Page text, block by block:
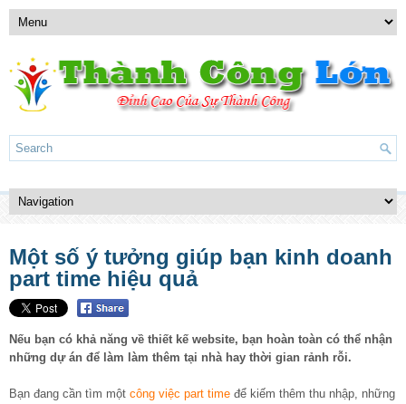
Một số ý tưởng giúp bạn kinh doanh
part time hiệu quả
Nếu bạn có khả năng về thiết kế website, bạn hoàn toàn có thể nhận
những dự án để làm làm thêm tại nhà hay thời gian rảnh rỗi.
Bạn đang cần tìm một công việc part time để kiếm thêm thu nhập, những